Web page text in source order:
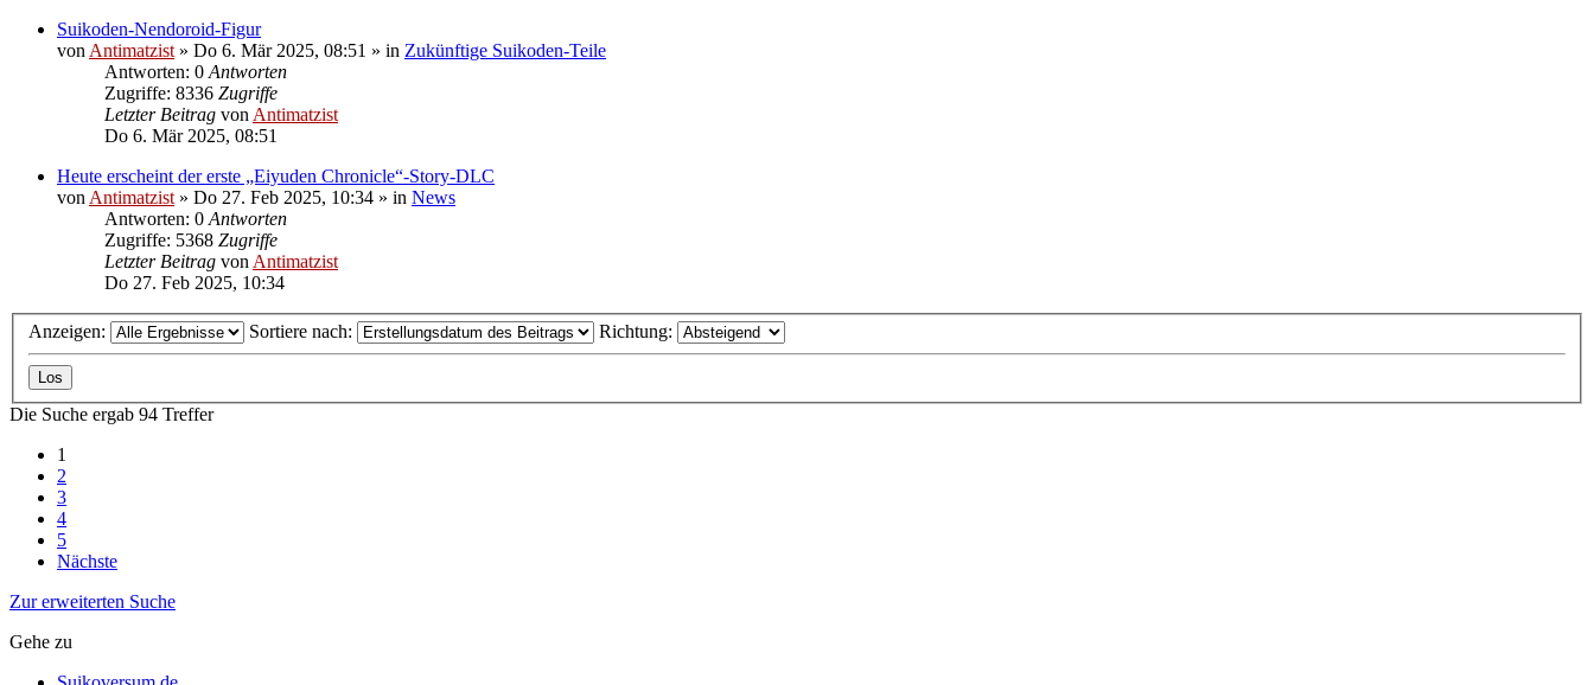
Suikoden-Nendoroid-Figur
von Antimatzist » Do 6. Mär 2025, 08:51 » in Zukünftige Suikoden-Teile
Antworten: 0 Antworten
Zugriffe: 8336 Zugriffe
Letzter Beitrag von Antimatzist
Do 6. Mär 2025, 08:51
Heute erscheint der erste „Eiyuden Chronicle“-Story-DLC
von Antimatzist » Do 27. Feb 2025, 10:34 » in News
Antworten: 0 Antworten
Zugriffe: 5368 Zugriffe
Letzter Beitrag von Antimatzist
Do 27. Feb 2025, 10:34
Anzeigen: Sortiere nach: Richtung:
Die Suche ergab 94 Treffer
1
2
3
4
5
Nächste
Zur erweiterten Suche
Gehe zu